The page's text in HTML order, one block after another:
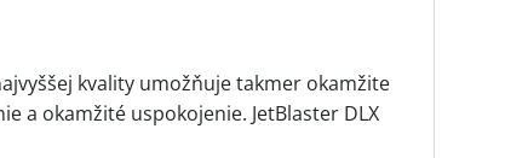
kvality umožňuje takmer okamžite
a okamžité uspokojenie. JetBlaster DLX